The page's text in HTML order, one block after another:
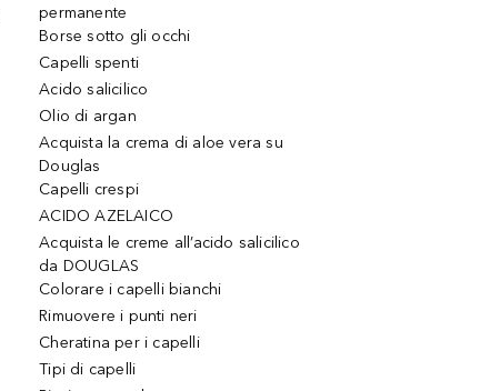
permanente
Borse sotto gli occhi
Capelli spenti
Acido salicilico
Olio di argan
Acquista la crema di aloe vera su
Douglas
Capelli crespi
ACIDO AZELAICO
Acquista le creme all’acido salicilico
da DOUGLAS
Colorare i capelli bianchi
Rimuovere i punti neri
Cheratina per i capelli
Tipi di capelli